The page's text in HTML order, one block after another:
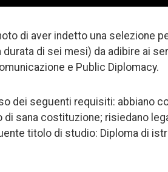
di aver indetto una selezione
di sei mesi) da adibire ai
e Public Diplomacy.
dei seguenti requisiti: abbiano
di sana costituzione; risiedano
titolo di studio: Diploma di